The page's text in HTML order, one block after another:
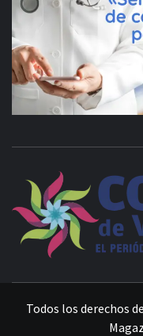
Todos los derechos